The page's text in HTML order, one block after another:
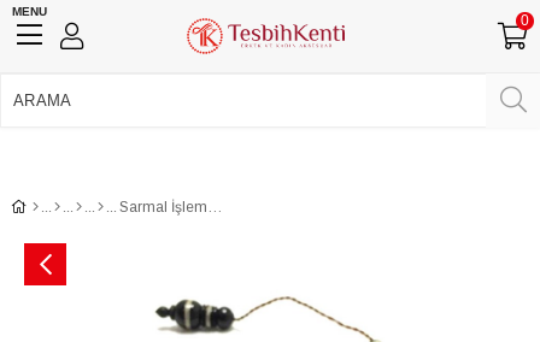
MENU
0
Sarmal İşleme Kuka Tesbih